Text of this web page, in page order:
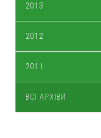
2013
2012
2011
ВСІ АРХІВИ